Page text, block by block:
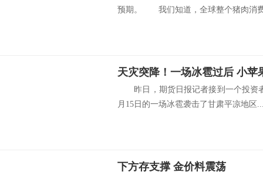
预期。 我们知道，全球整个猪肉消
昨日，期货日报记者接到一个投资
月15日的一场冰雹袭击了甘肃平凉地区
下方存支撑 金价料震荡